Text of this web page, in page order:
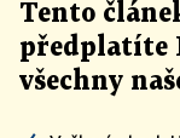
Tento
předplatíte
všechny